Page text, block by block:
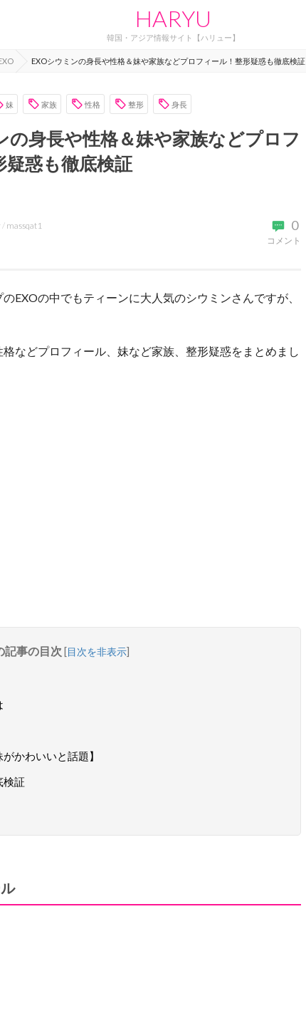
HARYU
韓国・アジア情報サイト【ハリュー】
EXOシウミンの身長や性格＆妹や家族などプロフィール！整形疑惑も徹底検証
妹 家族 性格 整形 身長
の身長や性格＆妹や家族などプロフ
疑惑も徹底検証
0
コメント
/massqat1
EXOの中でもティーンに大人気のシウミンさんですが、
などプロフィール、妹など家族、整形疑惑をまとめまし
記事の目次 [目次を非表示]
かわいいと話題】
検証